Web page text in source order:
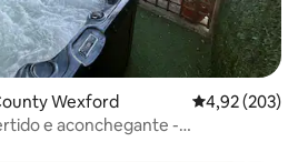
Wexford 4,92 de uma
4,92 (203)
e aconchegante -